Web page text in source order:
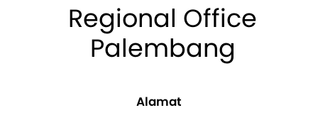
Regional Office
Palembang
Alamat